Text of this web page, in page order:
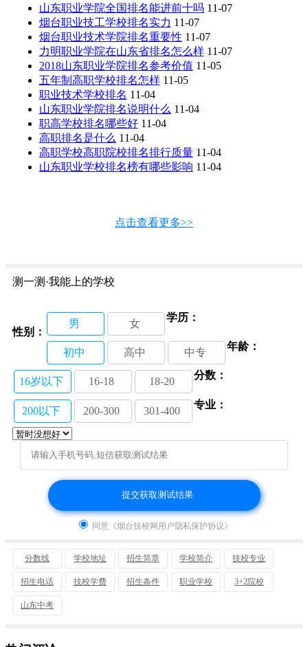
山东职业学院全国排名能进前十吗 11-07
烟台职业技工学校排名实力 11-07
烟台职业技术学院排名重要性 11-07
力明职业学院在山东省排名怎么样 11-07
2018山东职业学院排名参考价值 11-05
五年制高职学校排名怎样 11-05
职业技术学校排名 11-04
山东职业学院排名说明什么 11-04
职高学校排名哪些好 11-04
高职排名是什么 11-04
高职学校高职院校排名排行质量 11-04
山东职业学校排名榜有哪些影响 11-04
点击查看更多>>
测一测·我能上的学校
性别：
男 女
学历：
初中 高中 中专
年龄：
16岁以下 16-18 18-20
分数：
200以下 200-300 301-400
专业：
同意《烟台技校网用户隐私保护协议》
分数线 学校地址 招生简章 学校简介 技校专业
招生电话 技校学费 招生条件 职业学校 3+2院校
山东中考